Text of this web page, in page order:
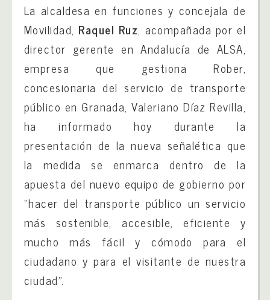
La alcaldesa en funciones y concejala de
Movilidad, Raquel Ruz, acompañada por el
director gerente en Andalucía de ALSA,
empresa que gestiona Rober,
concesionaria del servicio de transporte
público en Granada, Valeriano Díaz Revilla,
ha informado hoy durante la
presentación de la nueva señalética que
la medida se enmarca dentro de la
apuesta del nuevo equipo de gobierno por
“hacer del transporte público un servicio
más sostenible, accesible, eficiente y
mucho más fácil y cómodo para el
ciudadano y para el visitante de nuestra
ciudad”.